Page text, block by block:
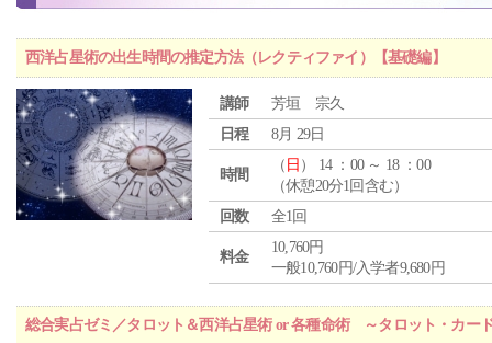
西洋占星術の出生時間の推定方法（レクティファイ）【基礎編】
講師
芳垣 宗久
日程
8月 29日
時間
（ 日 ） 14 ：00 ～ 18 ：00
（休憩20分1回含む）
回数
全1回
料金
10,760円
一般10,760円/入学者9,680円
総合実占ゼミ／タロット＆西洋占星術 or 各種命術 ～タロット・カー